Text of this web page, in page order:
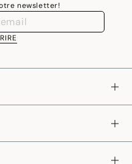
newsletter!